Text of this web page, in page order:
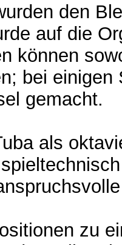
den
auf die
können
bei
gemacht.
als
zu